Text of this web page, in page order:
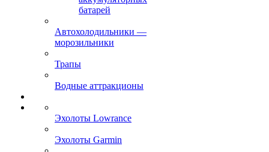
батарей
Автохолодильники —
морозильники
Трапы
Водные аттракционы
Эхолоты Lowrance
Эхолоты Garmin